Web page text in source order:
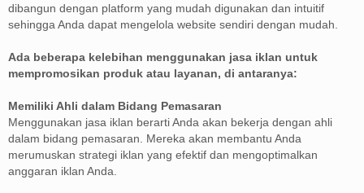
dibangun dengan platform yang mudah digunakan dan intuitif
sehingga Anda dapat mengelola website sendiri dengan mudah.
Ada beberapa kelebihan menggunakan jasa iklan untuk
mempromosikan produk atau layanan, di antaranya:
Memiliki Ahli dalam Bidang Pemasaran
Menggunakan jasa iklan berarti Anda akan bekerja dengan ahli
dalam bidang pemasaran. Mereka akan membantu Anda
merumuskan strategi iklan yang efektif dan mengoptimalkan
anggaran iklan Anda.